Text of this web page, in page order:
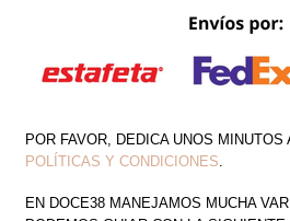
POR FAVOR, DEDICA UNOS
POLÍTICAS Y CONDICIONES.
EN DOCE38 MANEJAMOS MUCHA